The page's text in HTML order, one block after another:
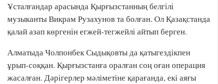
Ұсталғандар арасында Қырғызстанның белгілі
музыканты Викрам Рузахунов та болған. Ол Қазақстанда
қалай азап көргенін егжей-тегжейлі айтып берген.
Алматыда Чолпонбек Сыдықовты да қатыгездікпен
ұрып-соққан. Қырғызстанға оралған соң оған операция
жасалған. Дәрігерлер мәліметіне қарағанда, екі аяғы